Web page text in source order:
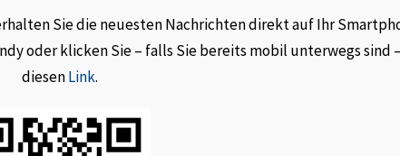
Sie die neuesten Nachrichten direkt auf Ihr
oder klicken Sie – falls Sie bereits mobil unterwegs sind
diesenLink.